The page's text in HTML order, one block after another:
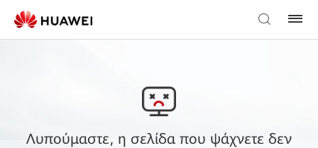
Λυπούμαστε, η σελίδα που ψάχνετε δεν